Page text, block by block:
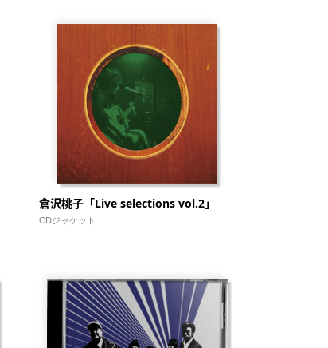
倉沢桃子「Live selections vol.2」
CDジャケット